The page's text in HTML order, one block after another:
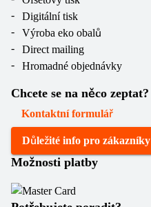
Digitální tisk
Výroba eko obalů
Direct mailing
Hromadné objednávky
Chcete se na něco zeptat?
Kontaktní formulář
Důležité info pro zákazníky
Možnosti platby